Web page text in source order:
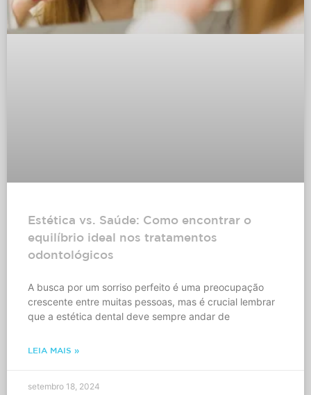
Estética vs. Saúde: Como encontrar o
equilíbrio ideal nos tratamentos
odontológicos
A busca por um sorriso perfeito é uma preocupação
crescente entre muitas pessoas, mas é crucial lembrar
que a estética dental deve sempre andar de
LEIA MAIS »
setembro 18, 2024